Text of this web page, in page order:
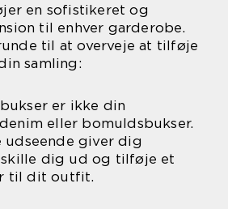
en sofistikeret og
til enhver garderobe.
til at overveje at tilføje
samling:
er ikke din
eller bomuldsbukser.
udseende giver dig
dig ud og tilføje et
til dit outfit.